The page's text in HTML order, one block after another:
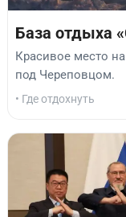
База отдыха
Красивое место
под Череповцом.
• Где отдохнуть